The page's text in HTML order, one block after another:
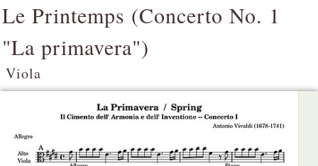
Le Printemps (Concerto No. 1
"La primavera")
Viola